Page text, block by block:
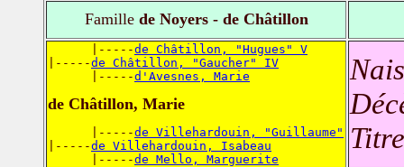
Famillede Noyers - de Châtillon
      |-----
de Châtillon, "Hugues" V
|-----de Châtillon, "Gaucher" IV
      |-----
d'Avesnes, Marie
de Châtillon, Marie
      |-----
de Villehardouin, "Guillaume"
|-----de Villehardouin, Isabeau
      |-----
de Mello, Marguerite